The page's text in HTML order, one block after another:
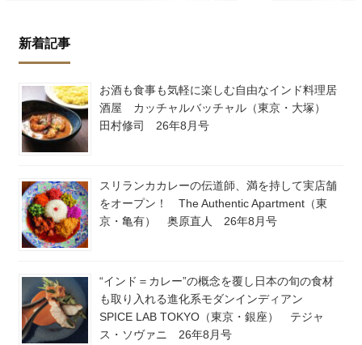
新着記事
お酒も食事も気軽に楽しむ自由なインド料理居
酒屋 カッチャルバッチャル（東京・大塚）
田村修司 26年8月号
スリランカカレーの伝道師、満を持して実店舗
をオープン！ The Authentic Apartment（東
京・亀有） 奥原直人 26年8月号
“インド＝カレー”の概念を覆し日本の旬の食材
も取り入れる進化系モダンインディアン
SPICE LAB TOKYO（東京・銀座） テジャ
ス・ソヴァニ 26年8月号